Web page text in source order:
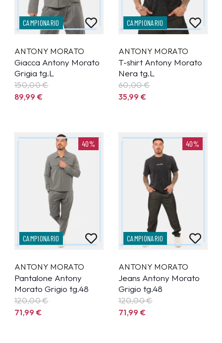
CAMPIONARIO
ANTONY MORATO
Giacca Antony Morato
Grigia tg.L
150,00 €
89,99€
CAMPIONARIO
ANTONY MORATO
T-shirt Antony Morato
Nera tg.L
60,00 €
35,99€
40%
CAMPIONARIO
ANTONY MORATO
Pantalone Antony
Morato Grigio tg.48
120,00 €
71,99€
40%
CAMPIONARIO
ANTONY MORATO
Jeans Antony Morato
Grigio tg.48
120,00 €
71,99€